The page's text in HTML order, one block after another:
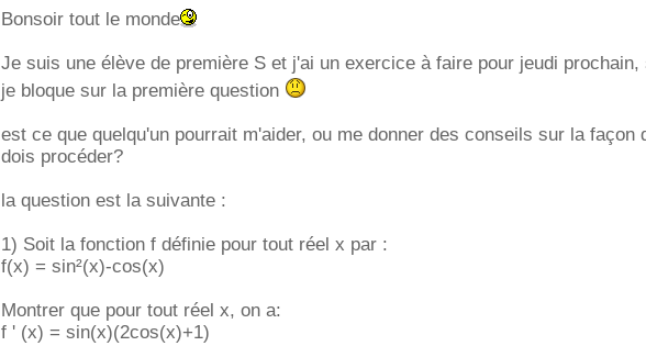
Bonsoir tout le monde
Je suis une élève de première S et j'ai un exercice à faire pour jeudi prochain,
je bloque sur la première question
est ce que quelqu'un pourrait m'aider, ou me donner des conseils sur la façon
dois procéder?
la question est la suivante :
1) Soit la fonction f définie pour tout réel x par :
f(x) = sin²(x)-cos(x)
Montrer que pour tout réel x, on a:
f ' (x) = sin(x)(2cos(x)+1)